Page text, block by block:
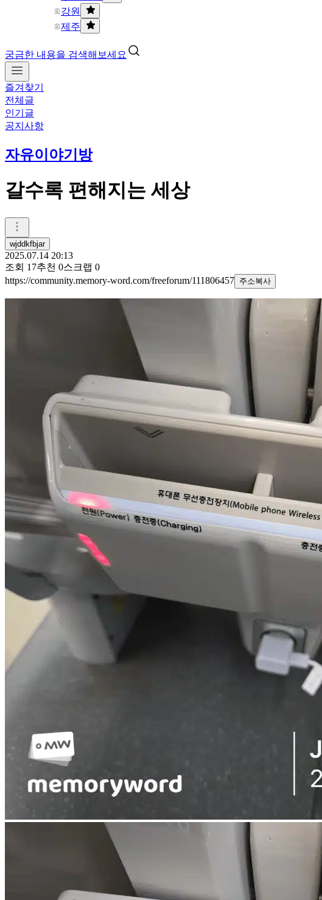
강원
제주
궁금한 내용을 검색해보세요
즐겨찾기
전체글
인기글
공지사항
자유이야기방
갈수록 편해지는 세상
wjddkfbjar
2025.07.14 20:13
조회 17추천 0스크랩 0
https://community.memory-word.com/freeforum/111806457 주소복사